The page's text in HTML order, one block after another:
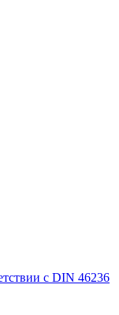
с DIN 46236